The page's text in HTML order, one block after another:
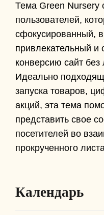
Тема Green Nursery
пользователей,
сфокусированный,
привлекательный и
конверсию сайт
Идеально
запуска товаров,
акций, эта тема
представить свое
посетителей во
прокрученного
Календарь